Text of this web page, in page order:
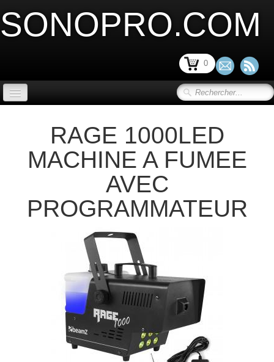
SONOPRO.COM
0
SONORISATION SCENE et VIDEO▼
LIMITATION ACOUSTIQUE ▼
SONORISATION INSTALLATION
MICRO ET PERIPHERIQUE
DISCO / DJ PARTY / RADIO▼
ECLAIRAGE SCENE ET ARCHITECTURAL ▼
STRUCTURES et ACCESSOIRES ▼
RAGE 1000LED
MACHINE A FUMEE
AVEC
PROGRAMMATEUR